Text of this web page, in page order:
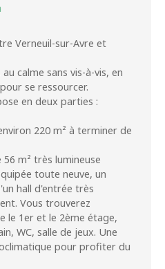
Verneuil-sur-Avre et
calme sans vis-à-vis, en
se ressourcer.
en deux parties :
220 m² à terminer de
m² très lumineuse
toute neuve, un
hall d'entrée très
Vous trouverez
le 1er et le 2ème étage,
WC, salle de jeux. Une
pour profiter du